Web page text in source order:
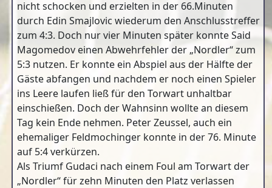
nicht schocken und erzielten in der 66.Minuten
durch Edin Smajlovic wiederum den Anschlusstreffer
zum 4:3. Doch nur vier Minuten später konnte Said
Magomedov einen Abwehrfehler der „Nordler“ zum
5:3 nutzen. Er konnte ein Abspiel aus der Hälfte der
Gäste abfangen und nachdem er noch einen Spieler
ins Leere laufen ließ für den Torwart unhaltbar
einschießen. Doch der Wahnsinn wollte an diesem
Tag kein Ende nehmen. Peter Zeussel, auch ein
ehemaliger Feldmochinger konnte in der 76. Minute
auf 5:4 verkürzen.
Als Triumf Gudaci nach einem Foul am Torwart der
„Nordler“ für zehn Minuten den Platz verlassen